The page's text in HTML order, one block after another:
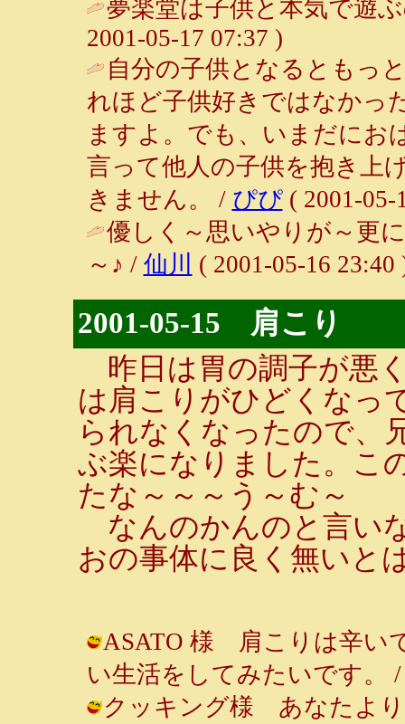
夢楽堂は子供と本気で遊
2001-05-17 07:37 )
自分の子供となるともっ
れほど子供好きではなかっ
ますよ。でも、いまだにお
言って他人の子供を抱き上
きません。 / ぴぴ( 2001-05-
優しく～思いやりが～更
～♪ / 仙川 ( 2001-05-16 23:40
2001-05-15 肩こり
昨日は胃の調子が悪
は肩こりがひどくなっ
られなくなったので、
ぶ楽になりました。こ
たな～～～う～む～
なんのかんのと言い
おの事体に良く無いと
ASATO 様 肩こりは辛い
い生活をしてみたいです。
クッキング様 あなたより